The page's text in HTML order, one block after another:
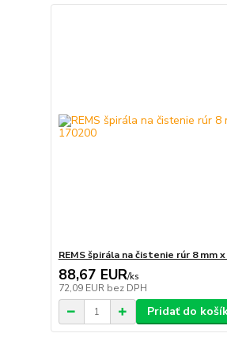
REMS špirála na čistenie rúr 8 mm
88,67 EUR/ks
72,09 EUR bez DPH
Pridať do